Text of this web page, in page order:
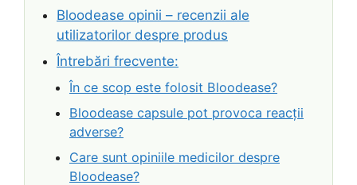
Bloodease opinii – recenzii ale
utilizatorilor despre produs
Întrebări frecvente:
În ce scop este folosit Bloodease?
Bloodease capsule pot provoca reacții
adverse?
Care sunt opiniile medicilor despre
Bloodease?